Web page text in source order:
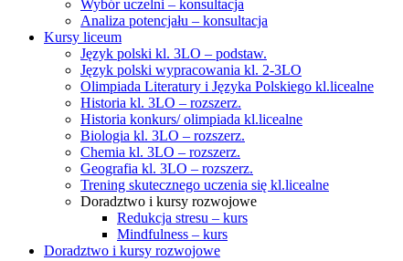
Wybór uczelni – konsultacja
Analiza potencjału – konsultacja
Kursy liceum
Język polski kl. 3LO – podstaw.
Język polski wypracowania kl. 2-3LO
Olimpiada Literatury i Języka Polskiego kl.licealne
Historia kl. 3LO – rozszerz.
Historia konkurs/ olimpiada kl.licealne
Biologia kl. 3LO – rozszerz.
Chemia kl. 3LO – rozszerz.
Geografia kl. 3LO – rozszerz.
Trening skutecznego uczenia się kl.licealne
Doradztwo i kursy rozwojowe
Redukcja stresu – kurs
Mindfulness – kurs
Doradztwo i kursy rozwojowe